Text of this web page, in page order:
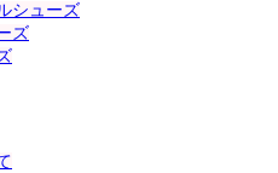
シューズ
ズ